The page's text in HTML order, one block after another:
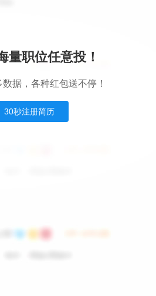
量职位任意投！
据，各种红包送不停！
30秒注册简历